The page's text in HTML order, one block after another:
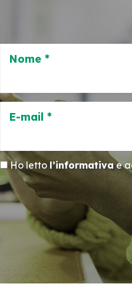
Nome *
E-mail *
Ho letto l’informativae